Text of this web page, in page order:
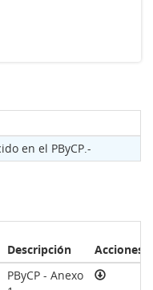
en el PByCP.-
Descripción
Acciones
PByCP - Anexo